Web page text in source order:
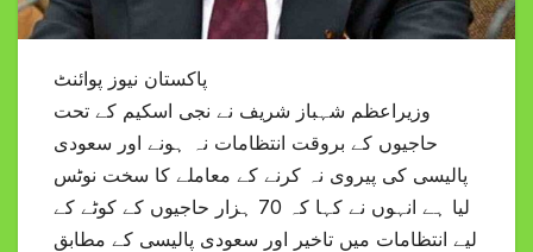
پاکستان نیوز پوائنٹ
وزیراعظم شہباز شریف نے نجی اسکیم کے تحت
حاجیوں کے بروقت انتظامات نہ ہونے اور سعودی
پالیسی کی پیروی نہ کرنے کے معاملے کا سخت نوٹس
لیا ہے انہوں نے کہا کہ 70 ہزار حاجیوں کے کوٹے کے
لیے انتظامات میں تاخیر اور سعودی پالیسی کے مطابق